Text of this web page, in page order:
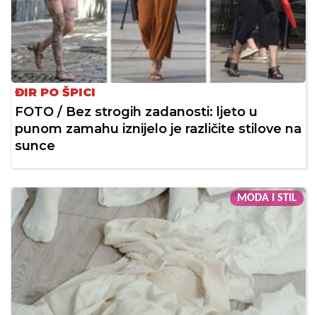
ĐIR PO ŠPICI
FOTO / Bez strogih zadanosti: ljeto u
punom zamahu iznijelo je različite stilove na
sunce
MODA I STIL